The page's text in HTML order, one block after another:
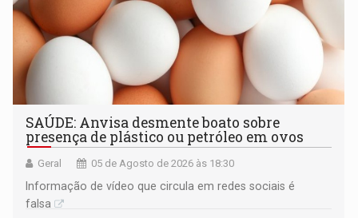
SAÚDE: Anvisa desmente boato sobre
presença de plástico ou petróleo em ovos
Geral 05 de Agosto de 2026 às 18:30
Informação de vídeo que circula em redes sociais é
falsa